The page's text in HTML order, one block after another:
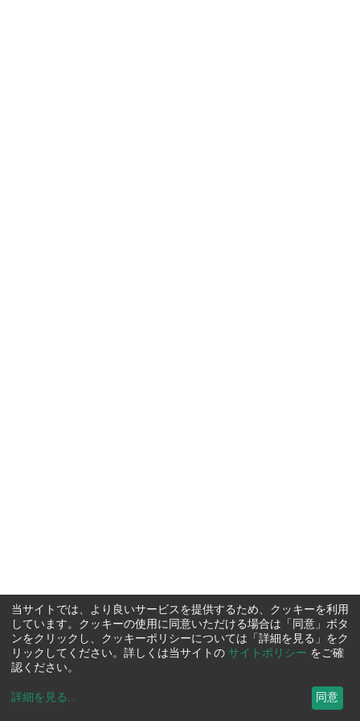
当サイトでは、より良いサービスを提供するため、クッキーを利用
しています。クッキーの使用に同意いただける場合は「同意」ボタ
ンをクリックし、クッキーポリシーについては「詳細を見る」をク
リックしてください。詳しくは当サイトの サイトポリシー をご確
認ください。
詳細を見る ... 同意